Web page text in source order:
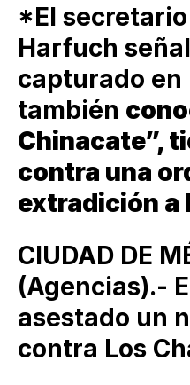
*El
Harfuch
capturado en
también
Chinacate”,
contra una
extradición a
CIUDAD DE
(Agencias).-
asestado un
contra Los